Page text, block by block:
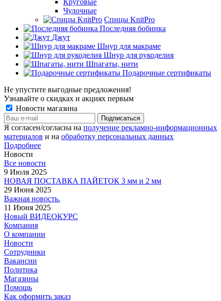
Круговые
Чулочные
Спицы KnitPro
Последняя бобинка
Джут
Шнур для макраме
Шнур для рукоделия
Шпагаты, нити
Подарочные сертификаты
Не упустите выгодные предложения!
Узнавайте о скидках и акциях первым
Новости магазина
Я согласен/согласна на получение рекламно-информационных
материалов и на обработку персональных данных
Подробнее
Новости
Все новости
9 Июля 2025
НОВАЯ ПОСТАВКА ПАЙЕТОК 3 мм и 2 мм
29 Июня 2025
Важная новость.
11 Июня 2025
Новый ВИДЕОКУРС
Компания
О компании
Новости
Сотрудники
Вакансии
Политика
Магазины
Помощь
Как оформить заказ